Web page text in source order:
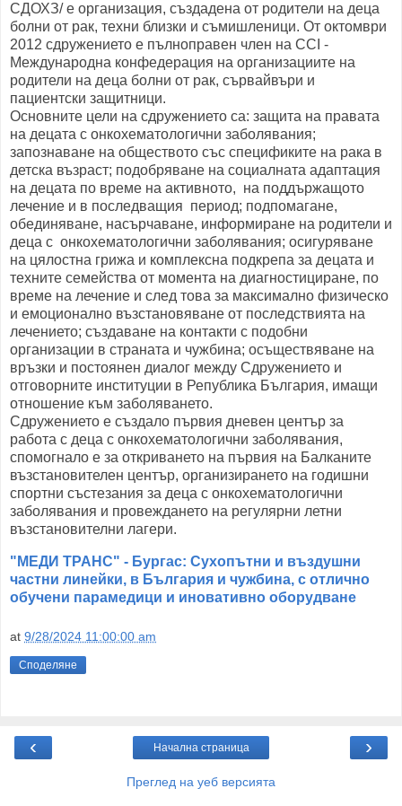
СДОХЗ/ е организация, създадена от родители на деца
болни от рак, техни близки и съмишленици. От октомври
2012 сдружението е пълноправен член на CCI -
Международна конфедерация на организациите на
родители на деца болни от рак, сървайвъри и
пациентски защитници.
Основните цели на сдружението са: защита на правата
на децата с онкохематологични заболявания;
запознаване на обществото със спецификите на рака в
детска възраст; подобряване на социалната адаптация
на децата по време на активното, на поддържащото
лечение и в последващия период; подпомагане,
обединяване, насърчаване, информиране на родители и
деца с онкохематологични заболявания; осигуряване
на цялостна грижа и комплексна подкрепа за децата и
техните семейства от момента на диагностициране, по
време на лечение и след това за максимално физическо
и емоционално възстановяване от последствията на
лечението; създаване на контакти с подобни
организации в страната и чужбина; осъществяване на
връзки и постоянен диалог между Сдружението и
отговорните институции в Република България, имащи
отношение към заболяването.
Сдружението е създало първия дневен център за
работа с деца с онкохематологични заболявания,
спомогнало е за откриването на първия на Балканите
възстановителен център, организирането на годишни
спортни състезания за деца с онкохематологични
заболявания и провеждането на регулярни летни
възстановителни лагери.
"МЕДИ ТРАНС" - Бургас: Сухопътни и въздушни
частни линейки, в България и чужбина, с отлично
обучени парамедици и иновативно оборудване
at 9/28/2024 11:00:00 am
Споделяне
‹ ›
Начална страница
Преглед на уеб версията